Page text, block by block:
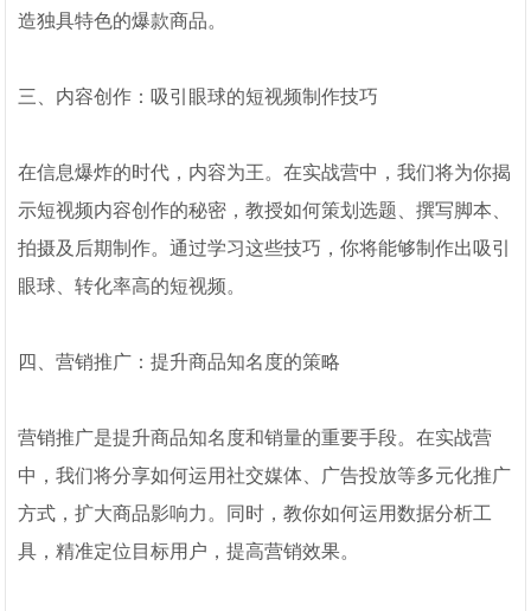
造独具特色的爆款商品。
三、内容创作：吸引眼球的短视频制作技巧
在信息爆炸的时代，内容为王。在实战营中，我们将为你揭
示短视频内容创作的秘密，教授如何策划选题、撰写脚本、
拍摄及后期制作。通过学习这些技巧，你将能够制作出吸引
眼球、转化率高的短视频。
四、营销推广：提升商品知名度的策略
营销推广是提升商品知名度和销量的重要手段。在实战营
中，我们将分享如何运用社交媒体、广告投放等多元化推广
方式，扩大商品影响力。同时，教你如何运用数据分析工
具，精准定位目标用户，提高营销效果。